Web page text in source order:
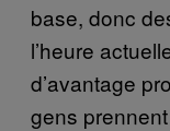
base, donc
l’heure
d’avantage
gens